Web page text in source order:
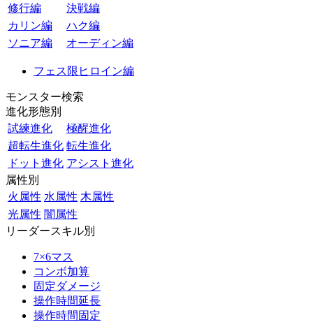
修行編
決戦編
カリン編
ハク編
ソニア編
オーディン編
フェス限ヒロイン編
モンスター検索
進化形態別
試練進化
極醒進化
超転生進化 転生進化
ドット進化 アシスト進化
属性別
火属性 水属性 木属性
光属性 闇属性
リーダースキル別
7×6マス
コンボ加算
固定ダメージ
操作時間延長
操作時間固定